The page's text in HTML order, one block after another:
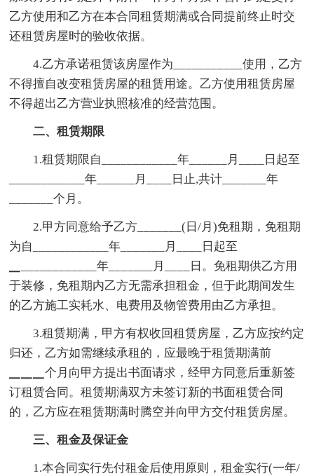
乙方使用和乙方在本合同租赁期满或合同提前终止时交
还租赁房屋时的验收依据。
4.乙方承诺租赁该房屋作为___________使用，乙方
不得擅自改变租赁房屋的租赁用途。乙方使用租赁房屋
不得超出乙方营业执照核准的经营范围。
二、租赁期限
1.租赁期限自____________年______月____日起至
____________年______月____日止,共计_______年
_______个月。
2.甲方同意给予乙方_______(日/月)免租期，免租期
为自____________年_______月____日起至
▁____________年_______月____日。免租期供乙方用
于装修，免租期内乙方无需承担租金，但于此期间发生
的乙方施工实耗水、电费用及物管费用由乙方承担。
3.租赁期满，甲方有权收回租赁房屋，乙方应按约定
归还，乙方如需继续承租的，应最晚于租赁期满前
▁▁▁个月向甲方提出书面请求，经甲方同意后重新签
订租赁合同。租赁期满双方未签订新的书面租赁合同
的，乙方应在租赁期满时腾空并向甲方交付租赁房屋。
三、租金及保证金
1.本合同实行先付租金后使用原则，租金实行(一年/